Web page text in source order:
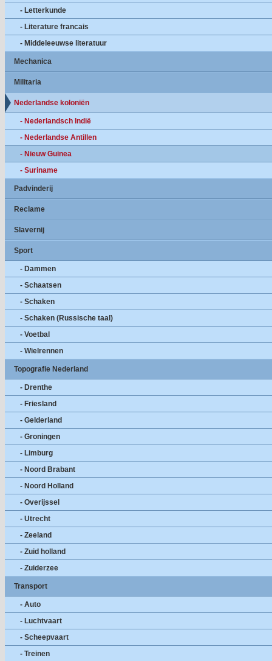
- Letterkunde
- Literature francais
- Middeleeuwse literatuur
Mechanica
Militaria
Nederlandse koloniën
- Nederlandsch Indië
- Nederlandse Antillen
- Nieuw Guinea
- Suriname
Padvinderij
Reclame
Slavernij
Sport
- Dammen
- Schaatsen
- Schaken
- Schaken (Russische taal)
- Voetbal
- Wielrennen
Topografie Nederland
- Drenthe
- Friesland
- Gelderland
- Groningen
- Limburg
- Noord Brabant
- Noord Holland
- Overijssel
- Utrecht
- Zeeland
- Zuid holland
- Zuiderzee
Transport
- Auto
- Luchtvaart
- Scheepvaart
- Treinen